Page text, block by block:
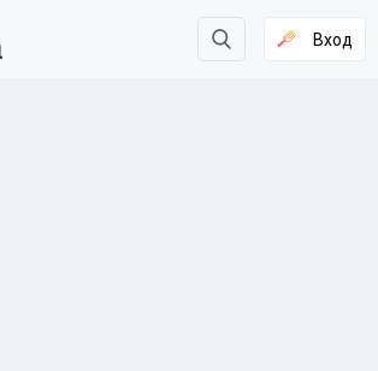
Вход